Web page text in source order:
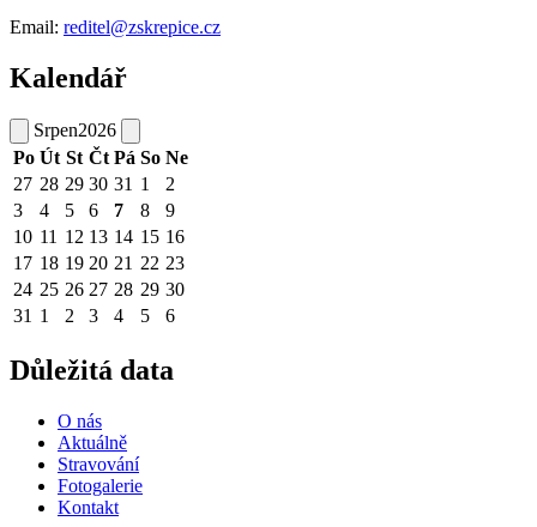
Email: reditel@zskrepice.cz
Kalendář
Srpen2026
Po Út St Čt Pá So Ne
27 28 29 30 31 1
2
3
4 5 6 7 8
9
10 11 12 13 14 15 16
17 18 19 20 21 22 23
24 25 26 27 28 29 30
31 1 2 3 4 5 6
Důležitá data
O nás
Aktuálně
Stravování
Fotogalerie
Kontakt